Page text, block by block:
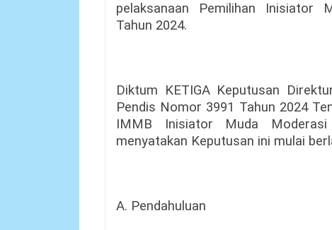
pelaksanaan Pemilihan Inisiator
Tahun 2024.
Diktum KETIGA Keputusan
Pendis Nomor 3991 Tahun 2024
IMMB Inisiator Muda
menyatakan Keputusan ini mulai
A. Pendahuluan